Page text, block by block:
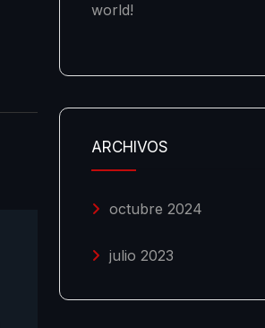
world!
ARCHIVOS
octubre 2024
julio 2023